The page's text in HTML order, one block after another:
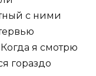
с ними
я смотрю
гораздо